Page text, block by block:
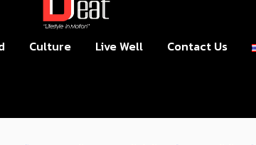
Culture Live Well Contact Us